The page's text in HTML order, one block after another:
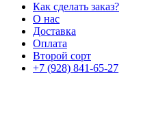
Как сделать заказ?
О нас
Доставка
Оплата
Второй сорт
+7 (928) 841-65-27